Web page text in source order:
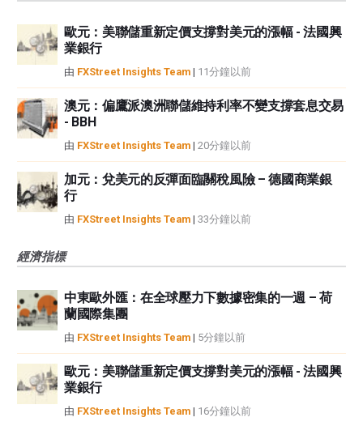
歐元：美聯儲重新定價支撐對美元的漲幅 - 法國興
業銀行
由 FXStreet Insights Team | 11分鐘以前
澳元：偏鷹派澳洲聯儲維持利率不變支撐套息交易
- BBH
由 FXStreet Insights Team | 20分鐘以前
加元：兌美元的反彈面臨關稅風險 – 德國商業銀
行
由 FXStreet Insights Team | 33分鐘以前
經濟指標
中東歐外匯：在全球壓力下數據密集的一週 – 荷
蘭國際集團
由 FXStreet Insights Team | 5分鐘以前
歐元：美聯儲重新定價支撐對美元的漲幅 - 法國興
業銀行
由 FXStreet Insights Team | 16分鐘以前